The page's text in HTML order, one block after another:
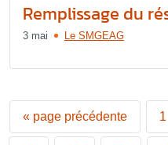
Remplissage du
3 mai Le SMGEAG
« page précédente 1